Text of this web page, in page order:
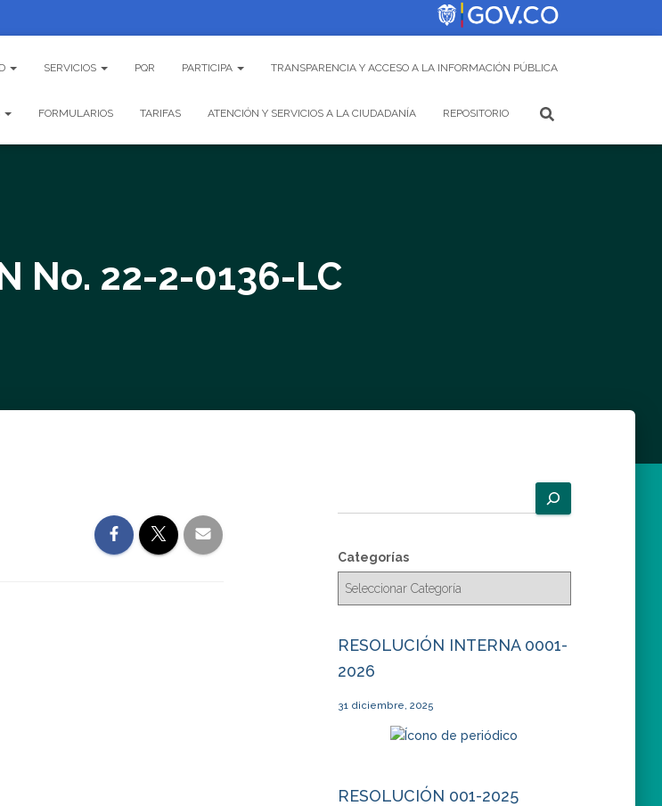
SERVICIOS PQR PARTICIPA TRANSPARENCIA Y ACCESO A LA INFORMACIÓN PÚBLICA
FORMULARIOS TARIFAS ATENCIÓN Y SERVICIOS A LA CIUDADANÍA REPOSITORIO
No. 22-2-0136-LC
u
c
a
Categorías
RESOLUCIÓN INTERNA 0001-
2026
31 diciembre, 2025
RESOLUCIÓN 001-2025